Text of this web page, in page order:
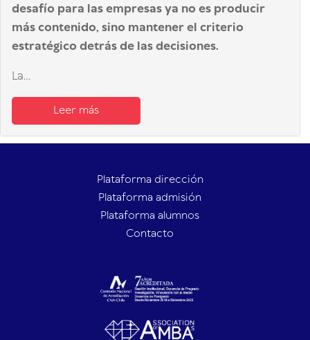
desafío para las empresas ya no es producir
más contenido, sino mantener el criterio
estratégico detrás de las decisiones.
La...
Leer más
Plataforma dirección
Plataforma admisión
Plataforma alumnos
Contacto